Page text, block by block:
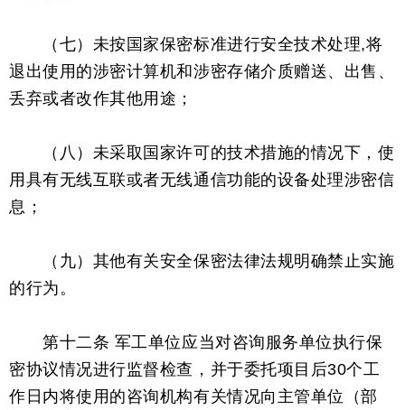
（七）未按国家保密标准进行安全技术处理,将
退出使用的涉密计算机和涉密存储介质赠送、出售、
丢弃或者改作其他用途；
（八）未采取国家许可的技术措施的情况下，使
用具有无线互联或者无线通信功能的设备处理涉密信
息；
（九）其他有关安全保密法律法规明确禁止实施
的行为。
第十二条 军工单位应当对咨询服务单位执行保
密协议情况进行监督检查，并于委托项目后30个工
作日内将使用的咨询机构有关情况向主管单位（部